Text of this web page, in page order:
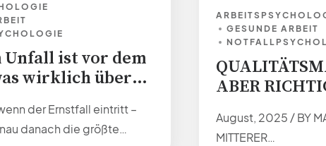
Unfall ist vor dem
wirklich über
der Ernstfall eintritt –
danach die größte
GESUNDE ARBEIT
ABER
August, 2025 / BY
MITTERER